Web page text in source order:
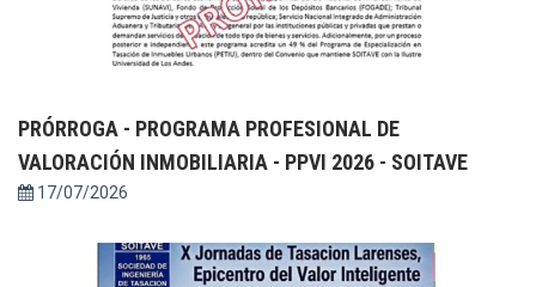
PRÓRROGA - PROGRAMA PROFESIONAL DE
VALORACIÓN INMOBILIARIA - PPVI 2026 - SOITAVE
17/07/2026